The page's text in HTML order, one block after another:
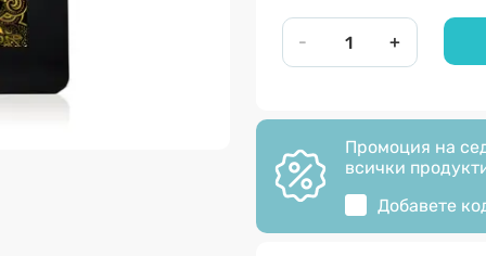
- +
Промоция на
всички
Добавете